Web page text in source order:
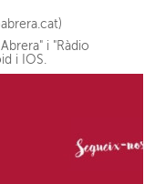
i "Ràdio
i IOS.